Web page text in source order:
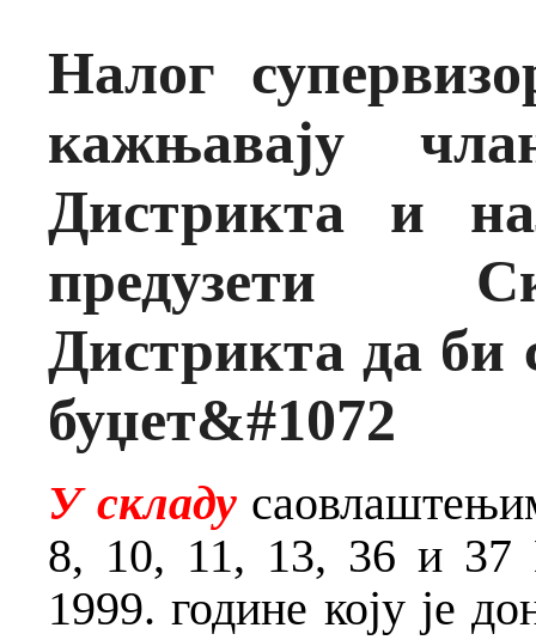
Налог
кажњавају
Дистрикта и
предузети
Дистрикта да би
буџет&#1072
У складу
8, 10, 11, 13, 36 и 37
1999. године коју је